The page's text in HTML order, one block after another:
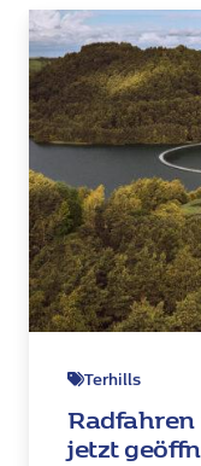
Terhills
jetzt